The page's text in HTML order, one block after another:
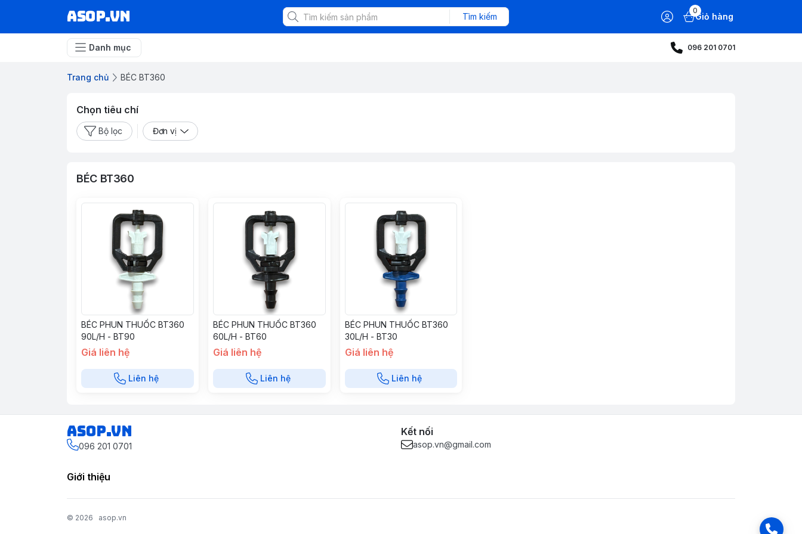
asop.vn Tìm kiếm
0
Giỏ hàng
Danh mục 096 201 0701
Trang chủ BÉC BT360
Chọn tiêu chí
Bộ lọc Đơn vị
BÉC BT360
BÉC PHUN THUỐC BT360
90L/H - BT90
Giá liên hệ
Liên hệ
BÉC PHUN THUỐC BT360
60L/H - BT60
Giá liên hệ
Liên hệ
BÉC PHUN THUỐC BT360
30L/H - BT30
Giá liên hệ
Liên hệ
asop.vn
096 201 0701
Kết nối
asop.vn@gmail.com
Giới thiệu
© 2026 asop.vn